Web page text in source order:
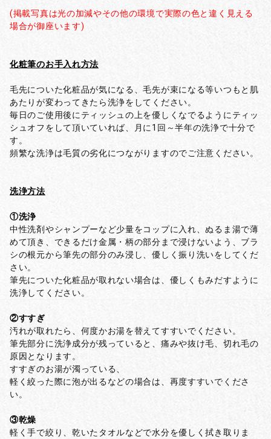
(掲載写真は光の加減やその他の環境で実際の色と違く見える
場合が御座います)
化粧筆のお手入れ方法
毛先についた化粧品が気になる、毛先が束になる等いつもと肌
あたりが変わってきたら洗浄をしてください。
毎日のご使用後にティッシュの上を優しくなでるようにティッ
シュオフをして頂いていれば、月に1回～半年の洗浄で十分で
す。
頻繁な洗浄は毛質の劣化につながりますのでご注意ください。
洗浄方法
①洗浄
中性洗剤やシャンプーなど少量をコップに入れ、ぬるま湯で薄
めて頂き、できるだけ金属・柄の部分まで浸けないよう、ブラ
シの根元から筆先の部分のみ浸し、優しく振り洗いをしてくだ
さい。
筆先についた化粧品が取れない場合は、優しくもみだすように
洗浄してください。
②すすぎ
汚れが取れたら、何度かお湯を替えてすすいでください。
筆先部分に洗浄成分が残っていると、痛みや抜け毛、切れ毛の
原因となります。
すすぎのお湯が濁っている、
軽く絞った際に泡が出るなどの場合は、再度すすいでくださ
い。
③乾燥
軽く手で絞り、乾いたタオルなどで水分を優しく拭き取りま